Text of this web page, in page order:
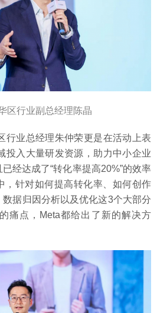
区行业副总经理陈晶
行业总经理朱仲荣更是在活动上表
投入大量研发资源，助力中小企业
经达成了“转化率提高20%”的效率
，针对如何提高转化率、如何创作
据归因分析以及优化这3个大部分
痛点，Meta都给出了新的解决方